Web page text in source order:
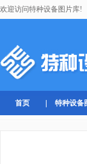
欢迎访问特种设备图片库!
首页 特种设备